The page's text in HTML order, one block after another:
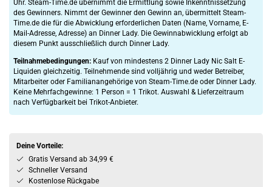
Uhr. Steam-Time.de übernimmt die Ermittlung sowie Inkenntnissetzung
des Gewinners. Nimmt der Gewinner den Gewinn an, übermittelt Steam-
Time.de die für die Abwicklung erforderlichen Daten (Name, Vorname, E-
Mail-Adresse, Adresse) an Dinner Lady. Die Gewinnabwicklung erfolgt ab
diesem Punkt ausschließlich durch Dinner Lady.
Teilnahmebedingungen: Kauf von mindestens 2 Dinner Lady Nic Salt E-
Liquiden gleichzeitig. Teilnehmende sind volljährig und weder Betreiber,
Mitarbeiter oder Familianangehörige von Steam-Time.de oder Dinner Lady.
Keine Mehrfachgewinne: 1 Person = 1 Trikot. Auswahl & Lieferzeitraum
nach Verfügbarkeit bei Trikot-Anbieter.
Deine Vorteile:
Gratis Versand ab 34,99 €
Schneller Versand
Kostenlose Rückgabe